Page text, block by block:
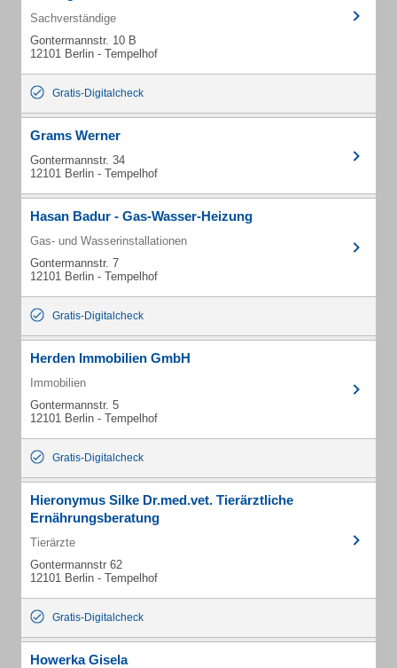
Sachverständige
Gontermannstr. 10 B
12101 Berlin - Tempelhof
Gratis-Digitalcheck
Grams Werner
Gontermannstr. 34
12101 Berlin - Tempelhof
Hasan Badur - Gas-Wasser-Heizung
Gas- und Wasserinstallationen
Gontermannstr. 7
12101 Berlin - Tempelhof
Gratis-Digitalcheck
Herden Immobilien GmbH
Immobilien
Gontermannstr. 5
12101 Berlin - Tempelhof
Gratis-Digitalcheck
Hieronymus Silke Dr.med.vet. Tierärztliche
Ernährungsberatung
Tierärzte
Gontermannstr 62
12101 Berlin - Tempelhof
Gratis-Digitalcheck
Howerka Gisela